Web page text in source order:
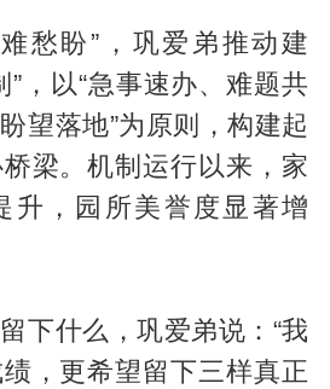
愁盼”，巩爱弟推动建
”，以“急事速办、难题共
望落地”为原则，构建起
梁。机制运行以来，家
升，园所美誉度显著增
下什么，巩爱弟说：“我
，更希望留下三样真正